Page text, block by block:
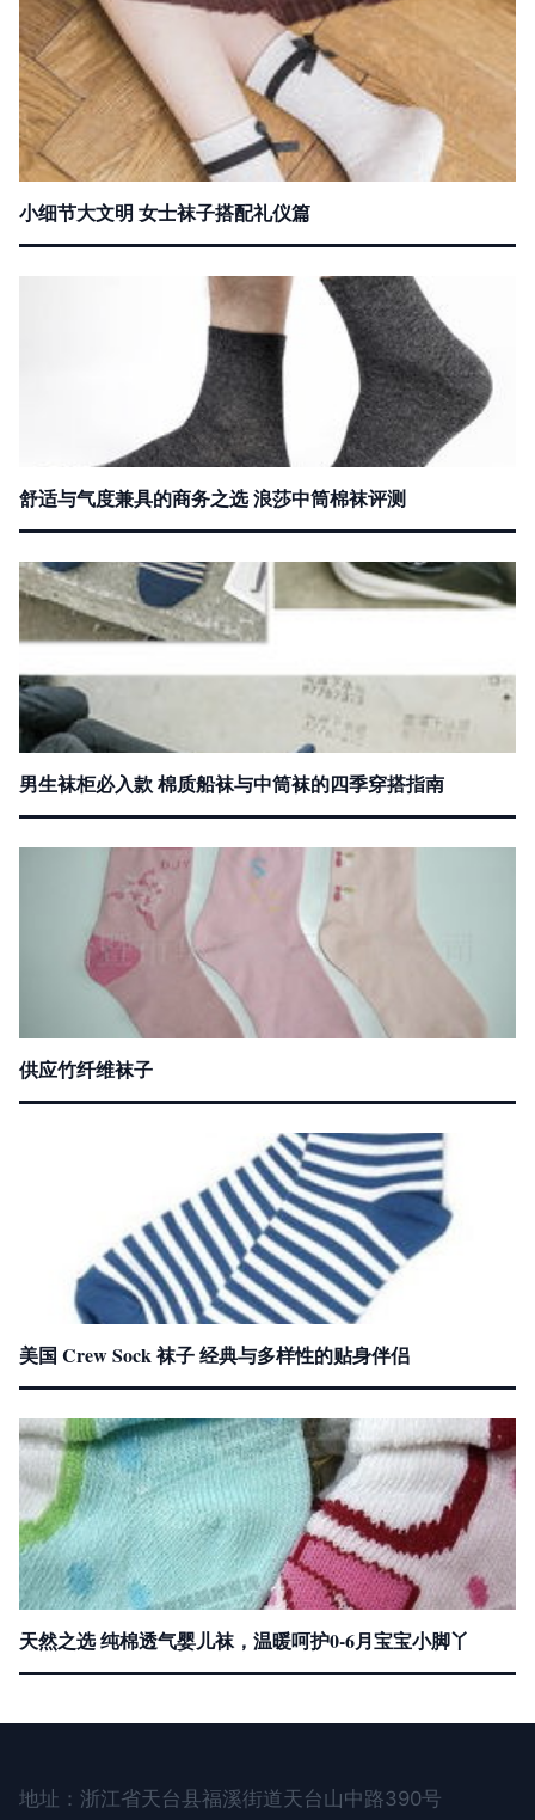
小细节大文明 女士袜子搭配礼仪篇
舒适与气度兼具的商务之选 浪莎中筒棉袜评测
男生袜柜必入款 棉质船袜与中筒袜的四季穿搭指南
供应竹纤维袜子
美国 Crew Sock 袜子 经典与多样性的贴身伴侣
天然之选 纯棉透气婴儿袜，温暖呵护0-6月宝宝小脚丫
地址：浙江省天台县福溪街道天台山中路390号